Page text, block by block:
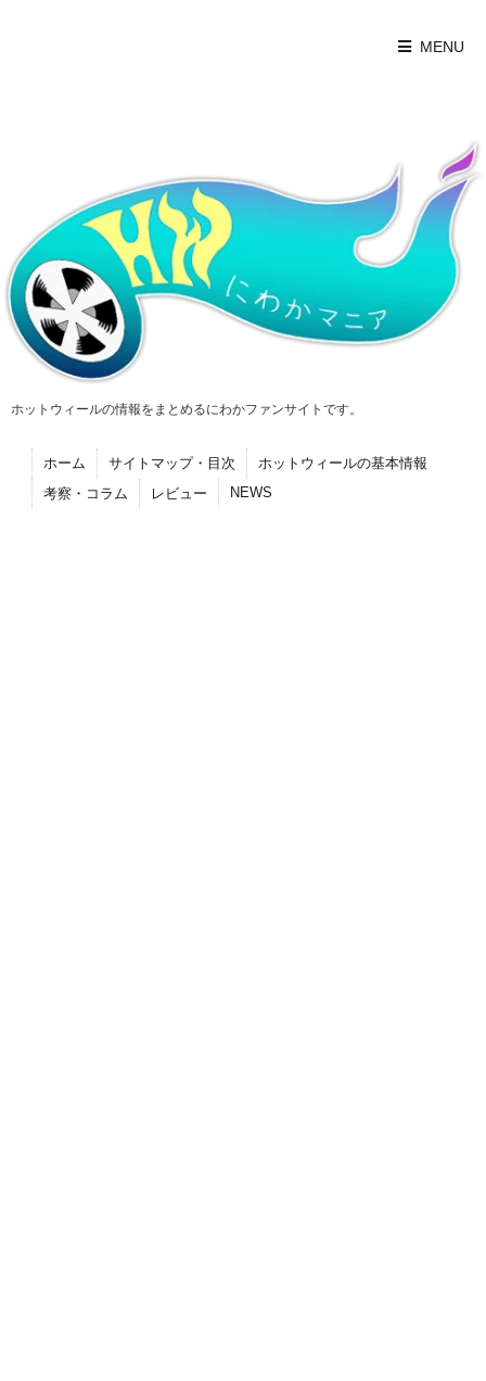
MENU
ホットウィールの情報をまとめるにわかファンサイトです。
ホーム サイトマップ・目次
ホットウィールの基本情報
考察・コラム
レビュー NEWS